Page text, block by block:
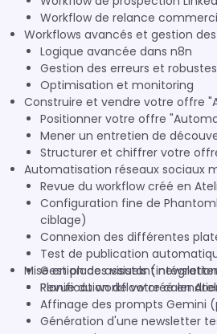
Workflow de relance
Workflows avancés et gestion
Logique avancée dans n8n
Gestion des erreurs et
Optimisation et monitoring
Construire et vendre votre offre
Positionner votre offre
Mener un entretien de
Structurer et chiffrer votre
Automatisation réseaux sociaux
Revue du workflow créé en
Configuration fine de
ciblage)
Connexion des différentes
Test de publication
Gestion des visuels
Planification de votre
Mise en place assistant newsletter
Revue du workflow créé en
Affinage des prompts Gemini
Génération d'une newsletter